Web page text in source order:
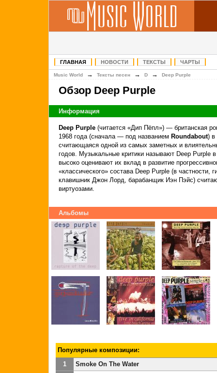
ГЛАВНАЯ НОВОСТИ ТЕКСТЫ ЧАРТЫ
Music World → Тексты песен → D → Deep Purple
Обзор Deep Purple
Информация
Deep Purple (читается «Дип Пёпл») — британская
1968 года (сначала — под названием Roundabout) в
считающаяся одной из самых заметных и
годов. Музыкальные критики называют Deep Purple
высоко оценивают их вклад в развитие
«классического» состава Deep Purple (в частности,
клавишник Джон Лорд, барабанщик Иэн Пэйс)
виртуозами.
Альбомы
Популярные композиции:
1
Smoke On The Water